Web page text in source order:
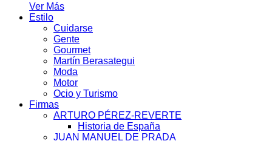
Ver Más
Estilo
Cuidarse
Gente
Gourmet
Martín Berasategui
Moda
Motor
Ocio y Turismo
Firmas
ARTURO PÉREZ-REVERTE
Historia de España
JUAN MANUEL DE PRADA